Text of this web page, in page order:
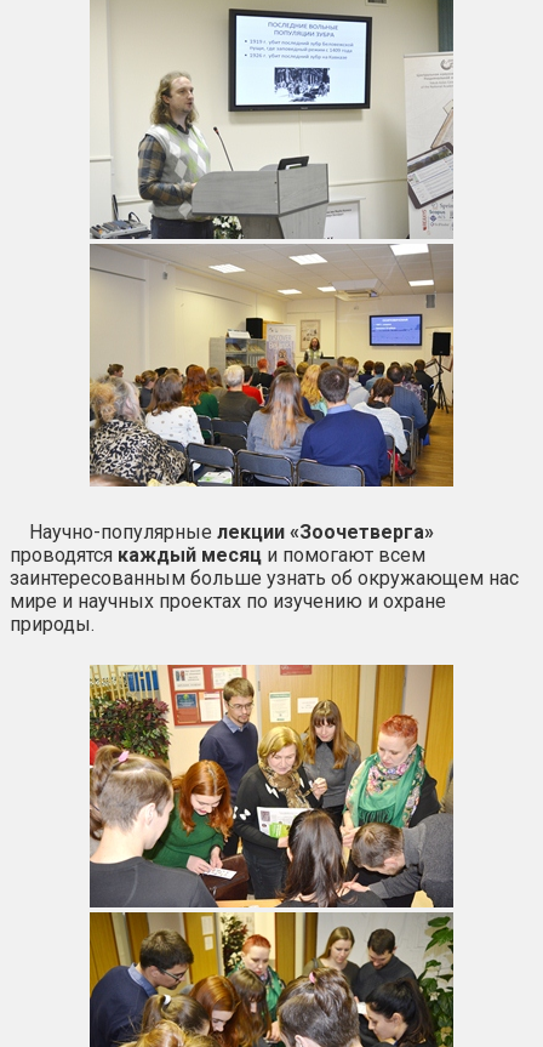
Научно-популярные лекции «Зоочетверга»
проводятся каждый месяц и помогают всем
заинтересованным больше узнать об окружающем нас
мире и научных проектах по изучению и охране
природы.